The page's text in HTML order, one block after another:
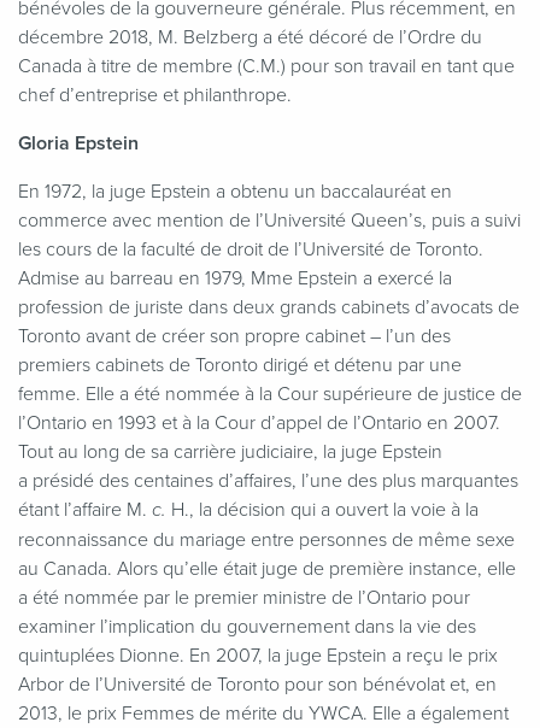
bénévoles de la gouverneure générale. Plus récemment, en
décembre 2018, M. Belzberg a été décoré de l’Ordre du
Canada à titre de membre (C.M.) pour son travail en tant que
chef d’entreprise et philanthrope.
Gloria Epstein
En 1972, la juge Epstein a obtenu un baccalauréat en
commerce avec mention de l’Université Queen’s, puis a suivi
les cours de la faculté de droit de l’Université de Toronto.
Admise au barreau en 1979, Mme Epstein a exercé la
profession de juriste dans deux grands cabinets d’avocats de
Toronto avant de créer son propre cabinet – l’un des
premiers cabinets de Toronto dirigé et détenu par une
femme. Elle a été nommée à la Cour supérieure de justice de
l’Ontario en 1993 et à la Cour d’appel de l’Ontario en 2007.
Tout au long de sa carrière judiciaire, la juge Epstein
a présidé des centaines d’affaires, l’une des plus marquantes
étant l’affaire M. c. H., la décision qui a ouvert la voie à la
reconnaissance du mariage entre personnes de même sexe
au Canada. Alors qu’elle était juge de première instance, elle
a été nommée par le premier ministre de l’Ontario pour
examiner l’implication du gouvernement dans la vie des
quintuplées Dionne. En 2007, la juge Epstein a reçu le prix
Arbor de l’Université de Toronto pour son bénévolat et, en
2013, le prix Femmes de mérite du YWCA. Elle a également